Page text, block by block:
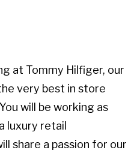
at Tommy Hilfiger, our
very best in store
will be working as
luxury retail
share a passion for our